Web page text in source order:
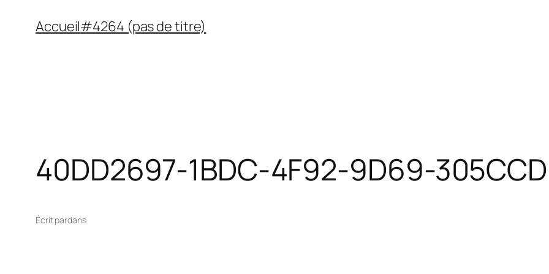
Accueil#4264 (pas de titre)
40DD2697-1BDC-4F92-9D69-
Écrit pardans